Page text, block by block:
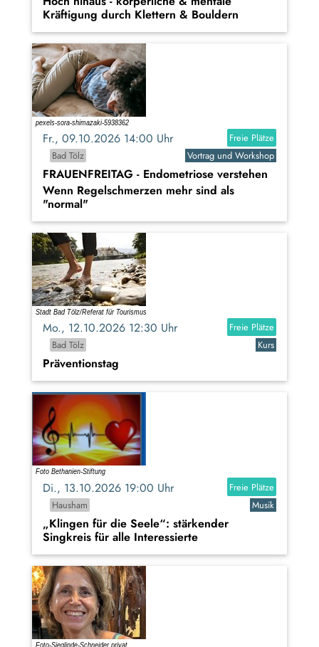
Kräftigung durch Klettern & Bouldern
Fr., 09.10.2026 14:00 Uhr
Freie Plätze
Bad Tölz
Vortrag und Workshop
FRAUENFREITAG - Endometriose verstehen
Wenn Regelschmerzen mehr sind als
"normal"
Mo., 12.10.2026 12:30 Uhr
Freie Plätze
Bad Tölz
Kurs
Präventionstag
Di., 13.10.2026 19:00 Uhr
Freie Plätze
Hausham
Musik
„Klingen für die Seele“: stärkender
Singkreis für alle Interessierte